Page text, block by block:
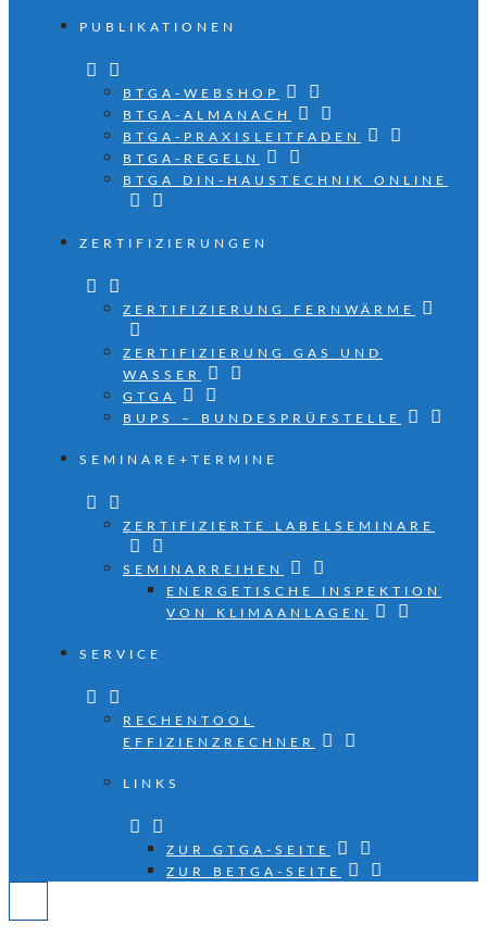
PUBLIKATIONEN
BTGA-WEBSHOP
BTGA-ALMANACH
BTGA-PRAXISLEITFADEN
BTGA-REGELN
BTGA DIN-HAUSTECHNIK ONLINE
ZERTIFIZIERUNGEN
ZERTIFIZIERUNG FERNWÄRME
ZERTIFIZIERUNG GAS UND
WASSER
GTGA
BUPS – BUNDESPRÜFSTELLE
SEMINARE+TERMINE
ZERTIFIZIERTE LABELSEMINARE
SEMINARREIHEN
ENERGETISCHE INSPEKTION
VON KLIMAANLAGEN
SERVICE
RECHENTOOL
EFFIZIENZRECHNER
LINKS
ZUR GTGA-SEITE
ZUR BETGA-SEITE